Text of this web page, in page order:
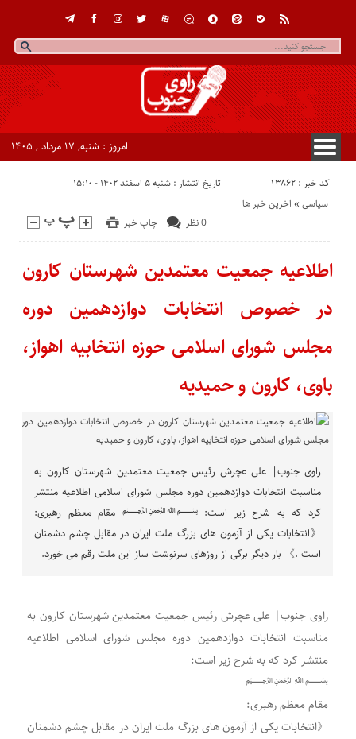
امروز : شنبه, ۱۷ مرداد , ۱۴۰۵
کد خبر : 13862 تاریخ انتشار : شنبه ۵ اسفند ۱۴۰۲ - ۱۵:۱۰
چاپ خبر 0 نظر
اخرین خبر ها « سیاسی
اطلاعیه جمعیت معتمدین شهرستان کارون
در خصوص انتخابات دوازدهمین دوره
مجلس شورای اسلامی حوزه انتخابیه اهواز،
باوی، کارون و حمیدیه
راوی جنوب| علی عچرش رئیس جمعیت معتمدین شهرستان کارون به
مناسبت انتخابات دوازدهمین دوره مجلس شورای اسلامی اطلاعیه منتشر
کرد که به شرح زیر است: ﷽ مقام معظم رهبری:
《انتخابات یکی از آزمون های بزرگ ملت ایران در مقابل چشم دشمنان
است .》 بار دیگر برگی از روزهای سرنوشت ساز این ملت رقم می خورد.
راوی جنوب| علی عچرش رئیس جمعیت معتمدین شهرستان کارون به
مناسبت انتخابات دوازدهمین دوره مجلس شورای اسلامی اطلاعیه
منتشر کرد که به شرح زیر است:
﷽
مقام معظم رهبری:
《انتخابات یکی از آزمون های بزرگ ملت ایران در مقابل چشم دشمنان